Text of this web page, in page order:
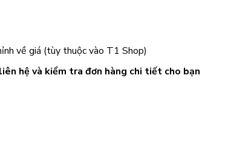
về giá (tùy thuộc vào T1 Shop)
hệ và kiểm tra đơn hàng chi tiết cho bạn